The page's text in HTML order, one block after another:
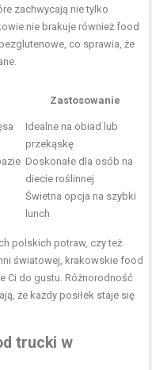
zachwycają nie tylko
nie brakuje również food
co sprawia, że
Zastosowanie
Idealne na obiad lub
przekąskę
Doskonałe dla osób na
diecie roślinnej
Świetna opcja na szybki
lunch
polskich potraw, czy też
światowej, krakowskie food
Ci do gustu. Różnorodność
że każdy posiłek staje się
trucki w